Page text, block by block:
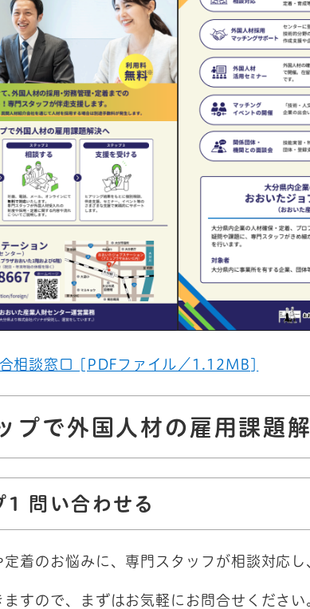
相談窓口 [PDFファイル／1.12MB]
プで外国人材の雇用課題
1 問い合わせる
着のお悩みに、専門スタッフが相談対応し
すので、まずはお気軽にお問合せください